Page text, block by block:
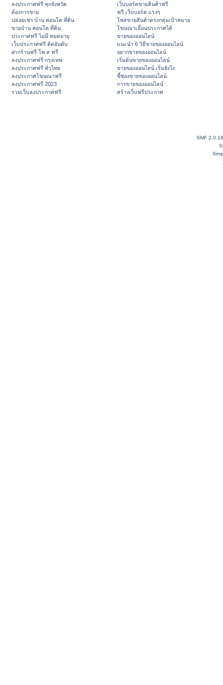
ลงประกาศฟรี ทุกจังหวัด
ต้องการขาย
ปล่อยเช่า บ้าน คอนโด ที่ดิน
ขายบ้าน คอนโด ที่ดิน
ประกาศฟรี ไม่มี หมดอายุ
เว็บประกาศฟรี ติดอันดับ
ฝากร้านฟรี โพ ส ฟรี
ลงประกาศฟรี กรุงเทพ
ลงประกาศฟรี ทั่วไทย
ลงประกาศโฆษณาฟรี
ลงประกาศฟรี 2023
รวมเว็บลงประกาศฟรี
เว็บบอร์ดขายสินค้าฟรี
ฟรี เว็บบอร์ด แรงๆ
โพสขายสินค้าตรงกลุ่มเป้าหมาย
โฆษณาเลื่อนประกาศได้
ขายของออนไลน์
แนะนำ 6 วิธีขายของออนไลน์
อยากขายของออนไลน์
เริ่มต้นขายของออนไลน์
ขายของออนไลน์ เริ่มยังไง
ชี้ช่องขายของออนไลน์
การขายของออนไลน์
สร้างเว็บฟรีประกาศ
SMF 2.0.18